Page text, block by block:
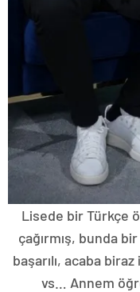
Lisede bir Türkçe
çağırmış, bunda
başarılı, acaba
vs… Annem